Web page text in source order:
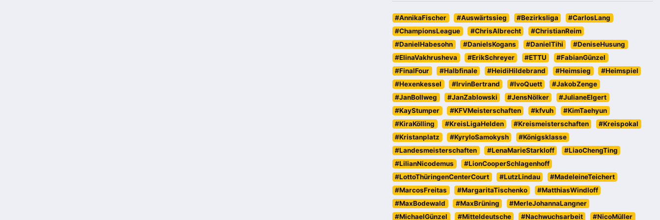
#AnnikaFischer #Auswärtssieg #Bezirksliga
#CarlosLang
#ChampionsLeague
#ChrisAlbrecht
#ChristianReim
#DanielHabesohn
#DanielsKogans #DanielTihi
#DeniseHusung
#ElinaVakhrusheva
#ErikSchreyer #ETTU
#FabianGünzel
#FinalFour
#Halbfinale #HeidiHildebrand #Heimsieg
#Heimspiel
#Hexenkessel
#IrvinBertrand #IvoQuett
#JakobZenge
#JanBollweg
#JanZablowski #JensNölker
#JulianeElgert
#KayStumper
#KFVMeisterschaften #kfvuh
#KimTaehyun
#KiraKölling
#KreisLigaHelden #Kreismeisterschaften
#Kreispokal
#Kristanplatz
#KyryloSamokysh
#Königsklasse
#Landesmeisterschaften
#LenaMarieStarkloff
#LiaoChengTing
#LilianNicodemus
#LionCooperSchlagenhoff
#LottoThüringenCenterCourt
#LutzLindau
#MadeleineTeichert
#MarcosFreitas
#MargaritaTischenko
#MatthiasWindloff
#MaxBodewald
#MaxBrüning
#MerleJohannaLangner
#MichaelGünzel
#Mitteldeutsche #Nachwuchsarbeit #NicoMüller